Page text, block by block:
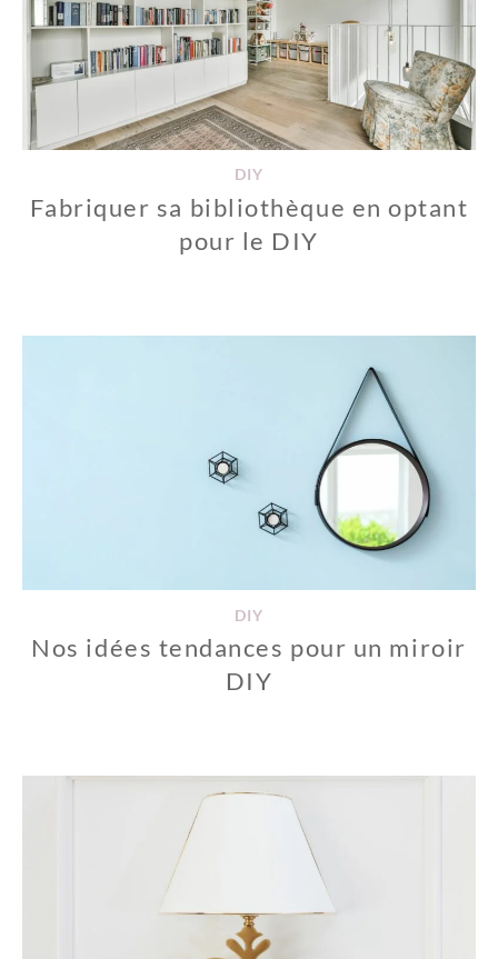
DIY
Fabriquer sa bibliothèque en optant
pour le DIY
DIY
Nos idées tendances pour un miroir
DIY